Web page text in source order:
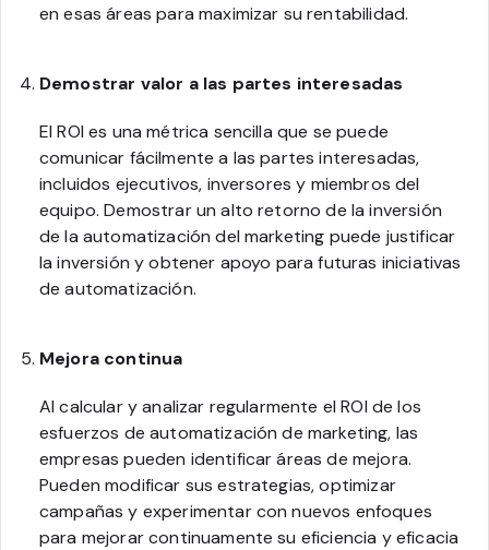
en esas áreas para maximizar su rentabilidad.
Demostrar valor a las partes interesadas
El ROI es una métrica sencilla que se puede
comunicar fácilmente a las partes interesadas,
incluidos ejecutivos, inversores y miembros del
equipo. Demostrar un alto retorno de la inversión
de la automatización del marketing puede justificar
la inversión y obtener apoyo para futuras iniciativas
de automatización.
Mejora continua
Al calcular y analizar regularmente el ROI de los
esfuerzos de automatización de marketing, las
empresas pueden identificar áreas de mejora.
Pueden modificar sus estrategias, optimizar
campañas y experimentar con nuevos enfoques
para mejorar continuamente su eficiencia y eficacia